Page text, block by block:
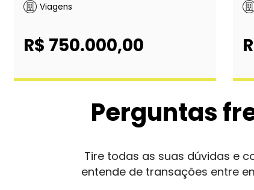
Viagens
R$ 750.000,00
Perguntas
Tire todas as suas dúvidas e
entende de transações entre